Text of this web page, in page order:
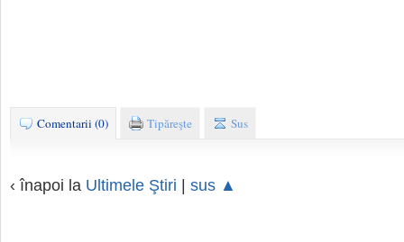
Comentarii (0) Tipăreşte Sus
‹ înapoi la Ultimele Ştiri | sus ▲